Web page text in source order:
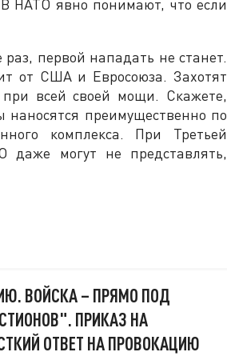
НАТО явно понимают, что если
первой нападать не станет.
от США и Евросоюза. Захотят
при всей своей мощи. Скажете,
преимущественно по
комплекса. При Третьей
даже могут не представлять,
ВОЙСКА – ПРЯМО ПОД
ПРИКАЗ НА
ОТВЕТ НА ПРОВОКАЦИЮ